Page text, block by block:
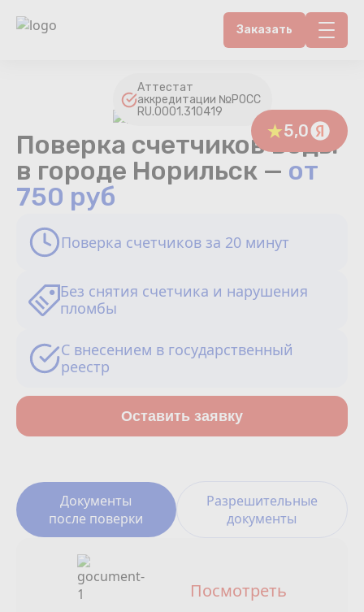
Заказать
Счетчики воды
Теплосчетчики
Услуги лаборатории
Районы
Аршин
Сотрудничество
Юридические лица
О нас
Бонусы
Официальный партнёр mos.ru
Аттестат
аккредитации №РОСС
RU.0001.310419
5,0
Поверка счетчиков воды
в городе Норильск — от
750 руб
Поверка счетчиков за 20 минут
Без снятия счетчика и нарушения
пломбы
С внесением в государственный
реестр
Оставить заявку
Документы
после поверки
Разрешительные
документы
Посмотреть